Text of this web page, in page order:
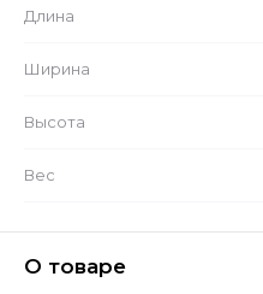
Длина
Ширина
Высота
Вес
О товаре